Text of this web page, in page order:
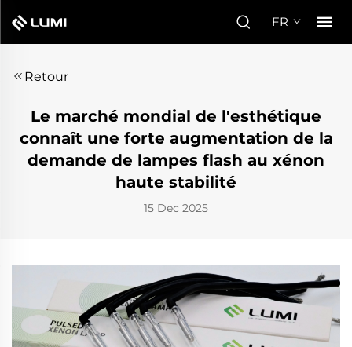
FR
Retour
Le marché mondial de l'esthétique
connaît une forte augmentation de la
demande de lampes flash au xénon
haute stabilité
15 Dec 2025